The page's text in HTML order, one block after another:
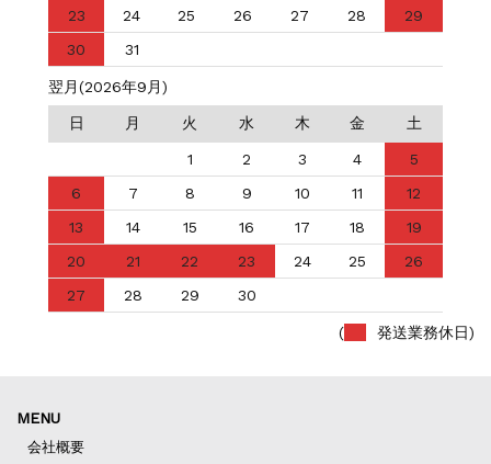
23
24 25 26 27 28
29
30
31
翌月(2026年9月)
日 月 火 水 木 金 土
1 2 3 4
5
6
7 8 9 10 11
12
13
14 15 16 17 18
19
20
21 22 23 24 25
26
27
28 29 30
( 発送業務休日)
MENU
会社概要